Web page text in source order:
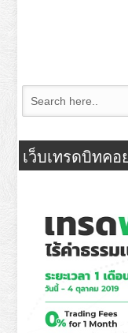
เว็บเทรดบิทคอ